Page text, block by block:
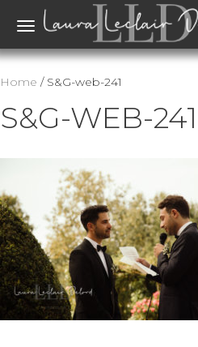
Toggle
Home / S&G-web-241
S&G-WEB-241